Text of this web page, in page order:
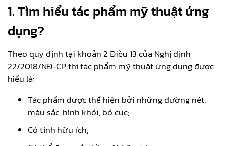
1.Tìm hiểu tác phẩm mỹ thuật ứng
dụng?
Theo quy định tại khoản 2 Điều 13 của Nghị định
22/2018/NĐ-CP thì tác phẩm mỹ thuật ứng dụng được
hiểu là:
Tác phẩm được thể hiện bởi những đường nét,
màu sắc, hình khối, bố cục;
Có tính hữu ích;